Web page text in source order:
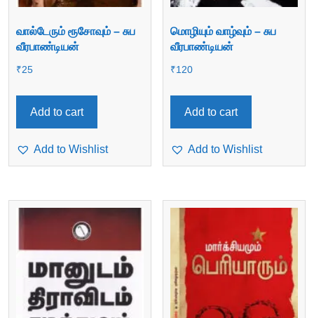
வால்டேரும் ரூசோவும் – சுப
வீரபாண்டியன்
₹25
Add to cart
Add to Wishlist
மொழியும் வாழ்வும் – சுப
வீரபாண்டியன்
₹120
Add to cart
Add to Wishlist